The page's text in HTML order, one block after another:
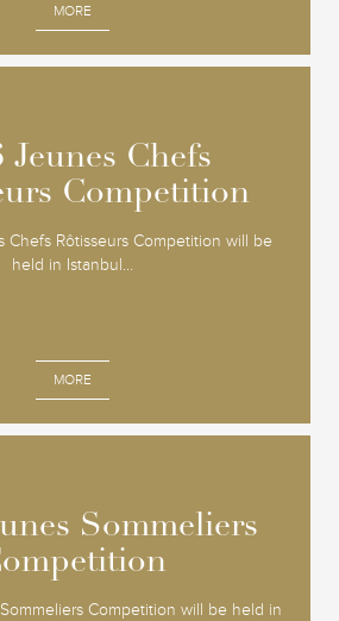
MORE
Jeunes Chefs
Competition
Rôtisseurs Competition will be
held in Istanbul...
MORE
Jeunes Chefs
Competition
Sommeliers
Competition will be held in
Sommeliers